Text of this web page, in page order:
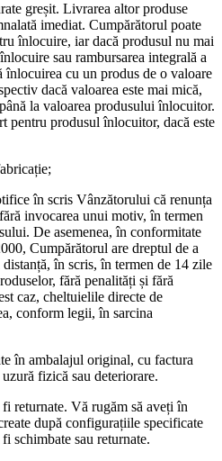
greșit. Livrarea altor produse
imediat. Cumpărătorul poate
înlocuire, iar dacă produsul nu mai
sau rambursarea integrală a
înlocuirea cu un produs de o valoare
dacă valoarea este mai mică,
la valoarea produsului înlocuitor.
pentru produsul înlocuitor, dacă este
în scris Vânzătorului că renunța
invocarea unui motiv, în termen
De asemenea, în conformitate
Cumpărătorul are dreptul de a
în scris, în termen de 14 zile
fără penalități și fără
caz, cheltuielile directe de
conform legii, în sarcina
în ambalajul original, cu factura
fizică sau deteriorare.
returnate. Vă rugăm să aveți în
după configurațiile specificate
schimbate sau returnate.